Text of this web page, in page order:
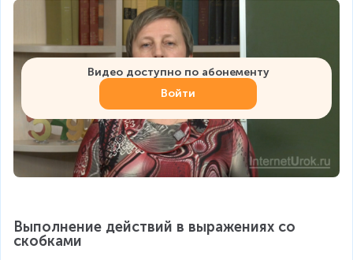
Видео доступно по абонементу
Войти
Выполнение действий в выражениях со
скобками